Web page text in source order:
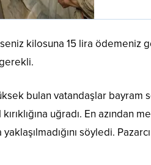
kilosuna 15 lira ödemeniz
bulan vatandaşlar bayram
uğradı. En azından
söyledi.